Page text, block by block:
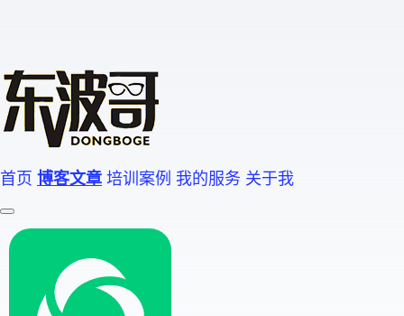
首页 博客文章 培训案例 我的服务 关于我